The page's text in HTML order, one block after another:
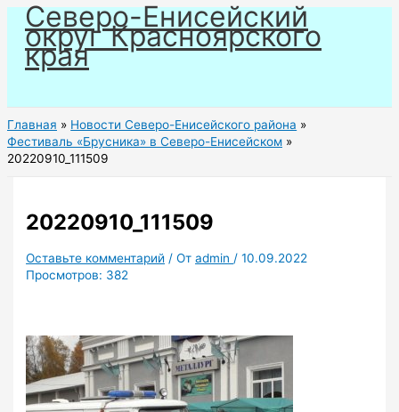
Перейти
содержимому
Северо-Енисейский
округ Красноярского
края
Главная
Новости Северо-Енисейского района
Фестиваль «Брусника» в Северо-Енисейском
20220910_111509
20220910_111509
Оставьте комментарий / Отadmin /10.09.2022
Просмотров: 382